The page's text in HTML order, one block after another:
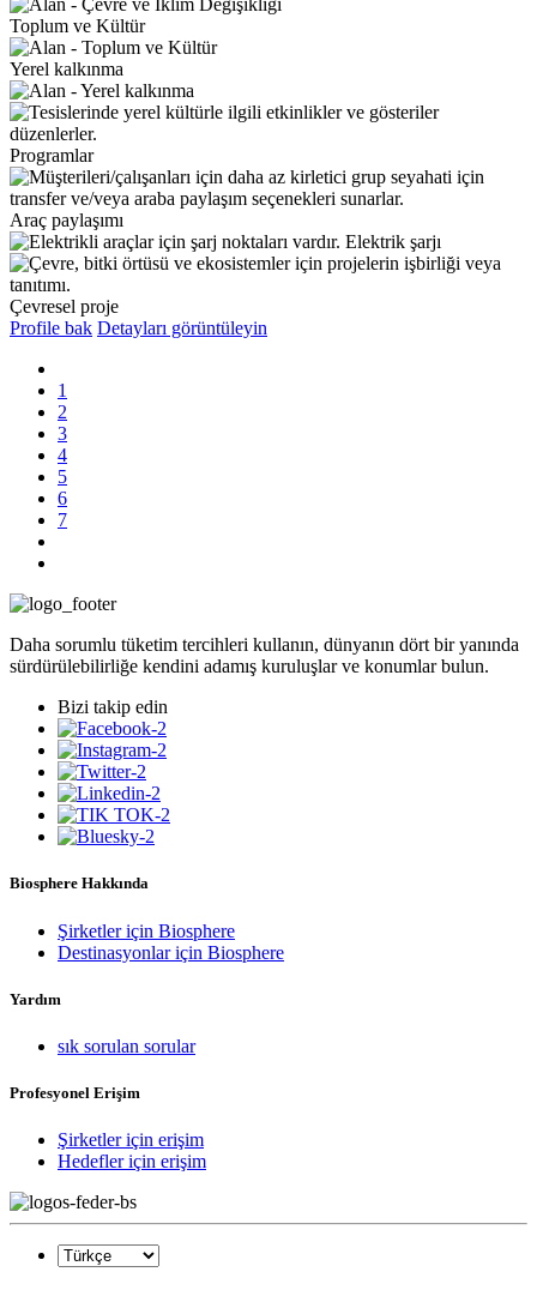
Toplum ve Kültür
Yerel kalkınma
Programlar
Araç paylaşımı
Elektrik şarjı
Çevresel proje
Profile bak Detayları görüntüleyin
1
2
3
4
5
6
7
Daha sorumlu tüketim tercihleri kullanın, dünyanın dört bir yanında
sürdürülebilirliğe kendini adamış kuruluşlar ve konumlar bulun.
Bizi takip edin
Biosphere Hakkında
Şirketler için Biosphere
Destinasyonlar için Biosphere
Yardım
sık sorulan sorular
Profesyonel Erişim
Şirketler için erişim
Hedefler için erişim